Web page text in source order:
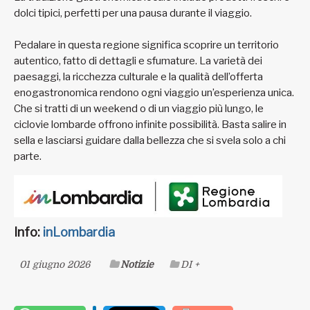
dolci tipici, perfetti per una pausa durante il viaggio.
Pedalare in questa regione significa scoprire un territorio
autentico, fatto di dettagli e sfumature. La varietà dei
paesaggi, la ricchezza culturale e la qualità dell’offerta
enogastronomica rendono ogni viaggio un’esperienza unica.
Che si tratti di un weekend o di un viaggio più lungo, le
ciclovie lombarde offrono infinite possibilità. Basta salire in
sella e lasciarsi guidare dalla bellezza che si svela solo a chi
parte.
Info: inLombardia
01 giugno 2026 Notizie DI +